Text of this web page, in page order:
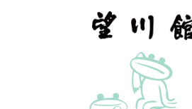
望
川
BOSENKAN